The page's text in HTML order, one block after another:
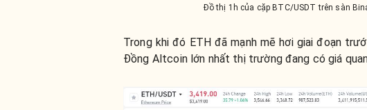
Đồ thị 1h của cặp BTC/USDT trên sàn
Trong khi đó ETH đã mạnh mẽ hơi giai đoạn
Đồng Altcoin lớn nhất thị trường đang có giá